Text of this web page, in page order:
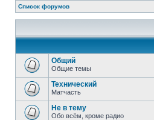
Список форумов
Общий
Общие темы
Технический
Матчасть
Не в тему
Обо всём, кроме радио